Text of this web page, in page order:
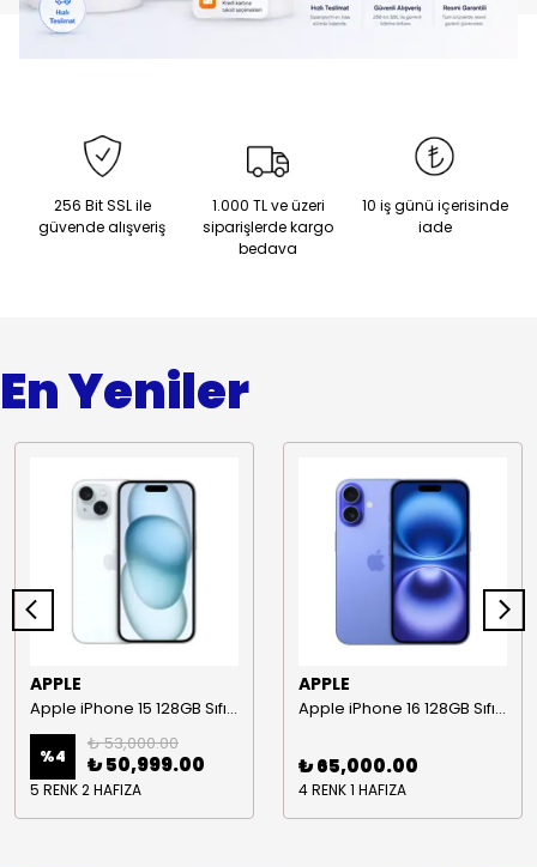
256 Bit SSL ile
güvende alışveriş
1.000 TL ve üzeri
siparişlerde kargo
bedava
10 iş günü içerisinde
iade
En Yeniler
APPLE
Apple iPhone 15 128GB Sıfır Akıllı Telefon ( Apple Türkiye Garantili )
%4
₺ 53,000.00
₺ 50,999.00
5 RENK 2 HAFIZA
APPLE
Apple iPhone 16 128GB Sıfır Akıllı Telefon (Apple Türkiye Garantili)
₺ 65,000.00
4 RENK 1 HAFIZA